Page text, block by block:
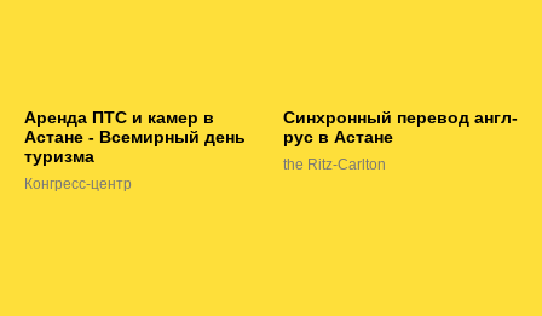
Аренда ПТС и камер в
Астане - Всемирный день
туризма
Конгресс-центр
Синхронный перевод англ-
рус в Астане
the Ritz-Carlton